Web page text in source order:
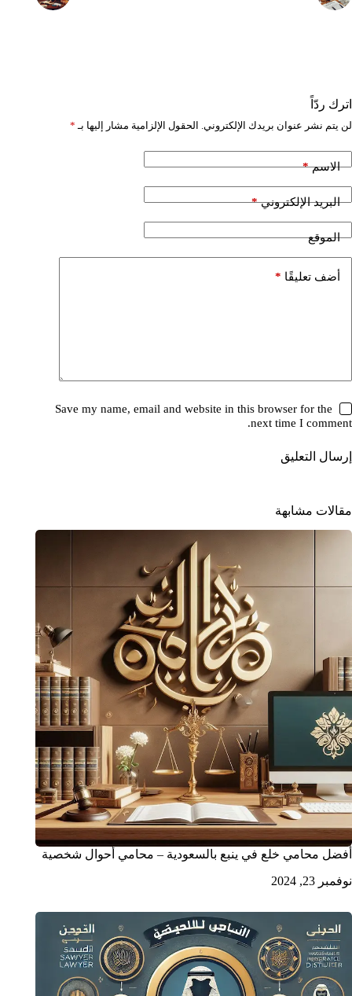
اترك ردّاً
لن يتم نشر عنوان بريدك الإلكتروني. الحقول الإلزامية مشار إليها بـ *
الاسم*
البريد الإلكتروني*
الموقع
أضف تعليقًا *
Save my name, email and website in this browser for the
next time I comment.
إرسال التعليق
مقالات مشابهة
أفضل محامي خلع في ينبع بالسعودية – محامي أحوال شخصية
نوفمبر 23, 2024